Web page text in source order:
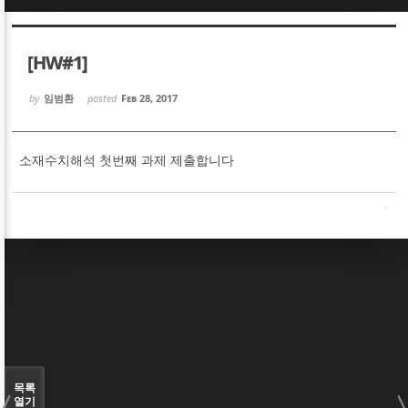
[HW#1]
by 임범환 posted Feb 28, 2017
소재수치해석 첫번째 과제 제출합니다
목록
열기
Sketchbook5, 스케치북5
Sketchbook5, 스케치북5
Sketchbook5, 스케치북5
Sketchbook5, 스케치북5